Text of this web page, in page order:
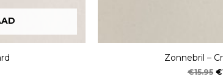
Zonnebril –
€15.95 €